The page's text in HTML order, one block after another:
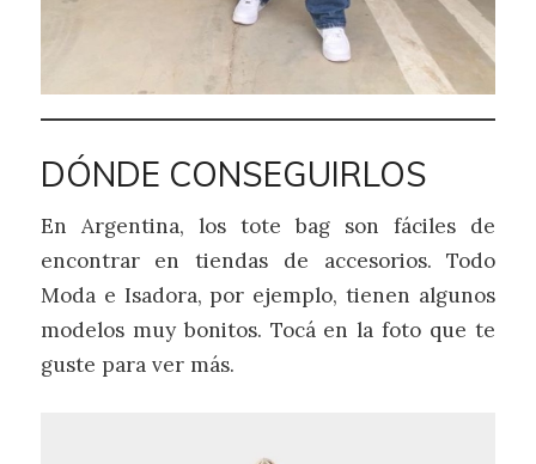
DÓNDE CONSEGUIRLOS
En Argentina, los tote bag son fáciles de
encontrar en tiendas de accesorios. Todo
Moda e Isadora, por ejemplo, tienen algunos
modelos muy bonitos. Tocá en la foto que te
guste para ver más.